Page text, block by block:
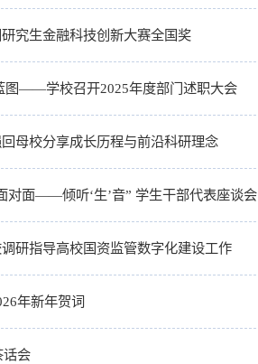
究生金融科技创新大赛全国奖
图——学校召开2025年度部门述职大会
母校分享成长历程与前沿科研理念
对面——倾听‘生’音” 学生干部代表座谈会
研指导高校国资监管数字化建设工作
年新年贺词
话会